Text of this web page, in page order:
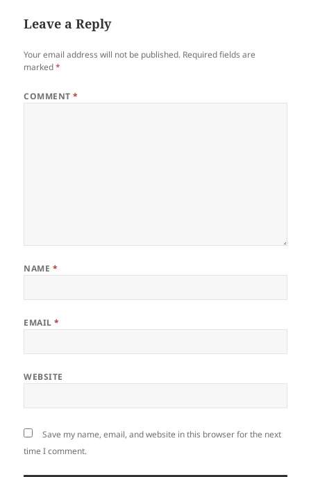
Leave a Reply
Your email address will not be published. Required fields are
marked*
COMMENT*
NAME *
EMAIL*
WEBSITE
Save my name, email, and website in this browser for the next
time I comment.